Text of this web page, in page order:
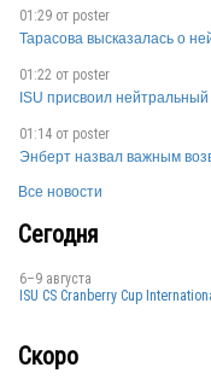
DEN
NOR
NOR
01:29 от poster
Тарасова высказалась о
01:22 от poster
ISU присвоил нейтральный
01:14 от poster
Энберт назвал важным
Все новости
Сегодня
6–9 августа
ISU CS Cranberry Cup
Скоро